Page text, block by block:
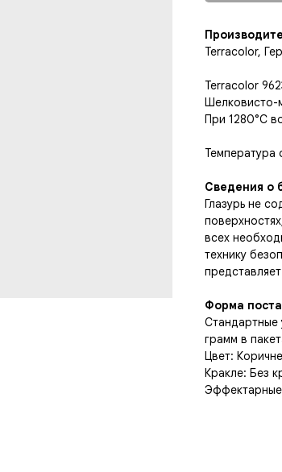
Terracolor,
Terracolor
Шелковисто-
При 1280°С
Температура
Сведения о
Глазурь не
всех
технику
Форма
Стандартные
грамм в
Цвет:
Кракле: Без